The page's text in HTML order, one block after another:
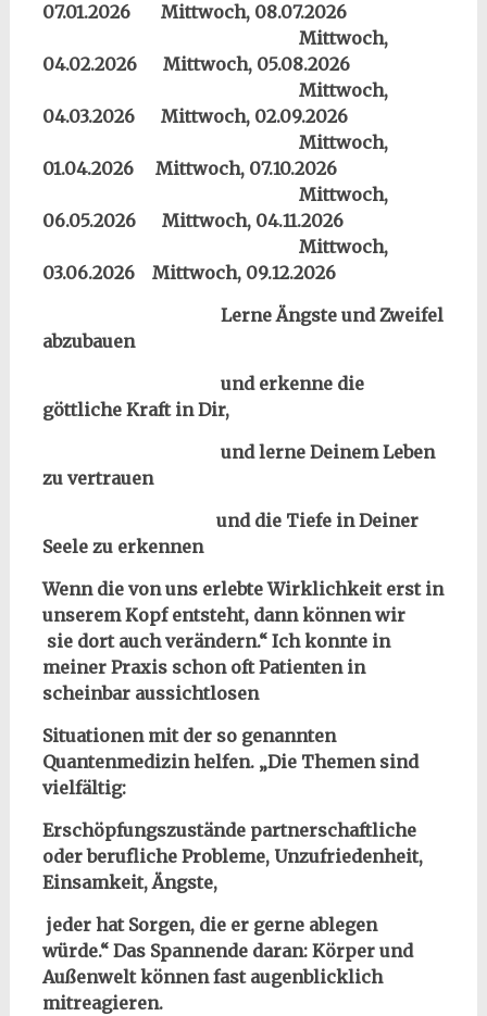
07.01.2026
Mittwoch, 08.07.2026
Mittwoch,
04.02.2026
Mittwoch, 05.08.2026
Mittwoch,
04.03.2026
Mittwoch, 02.09.2026
Mittwoch,
01.04.2026
Mittwoch, 07.10.2026
Mittwoch,
06.05.2026
Mittwoch, 04.11.2026
Mittwoch,
03.06.2026
Mittwoch, 09.12.2026
Lerne Ängste und Zweifel
abzubauen
und erkenne die
göttliche Kraft in Dir,
und lerne Deinem Leben
zu vertrauen
und die Tiefe in Deiner
Seele zu erkennen
Wenn die von uns erlebte Wirklichkeit erst in
unserem Kopf entsteht, dann können wir
sie dort auch verändern.“Ich konnte in
meiner Praxis schon oft Patienten in
scheinbar aussichtlosen
Situationen mit der so genannten
Quantenmedizin helfen. „Die Themen sind
vielfältig:
Erschöpfungszustände partnerschaftliche
oder berufliche Probleme, Unzufriedenheit,
Einsamkeit, Ängste,
jeder hat Sorgen, die er gerne ablegen
würde.“ Das Spannende daran: Körper und
Außenwelt können fast augenblicklich
mitreagieren.